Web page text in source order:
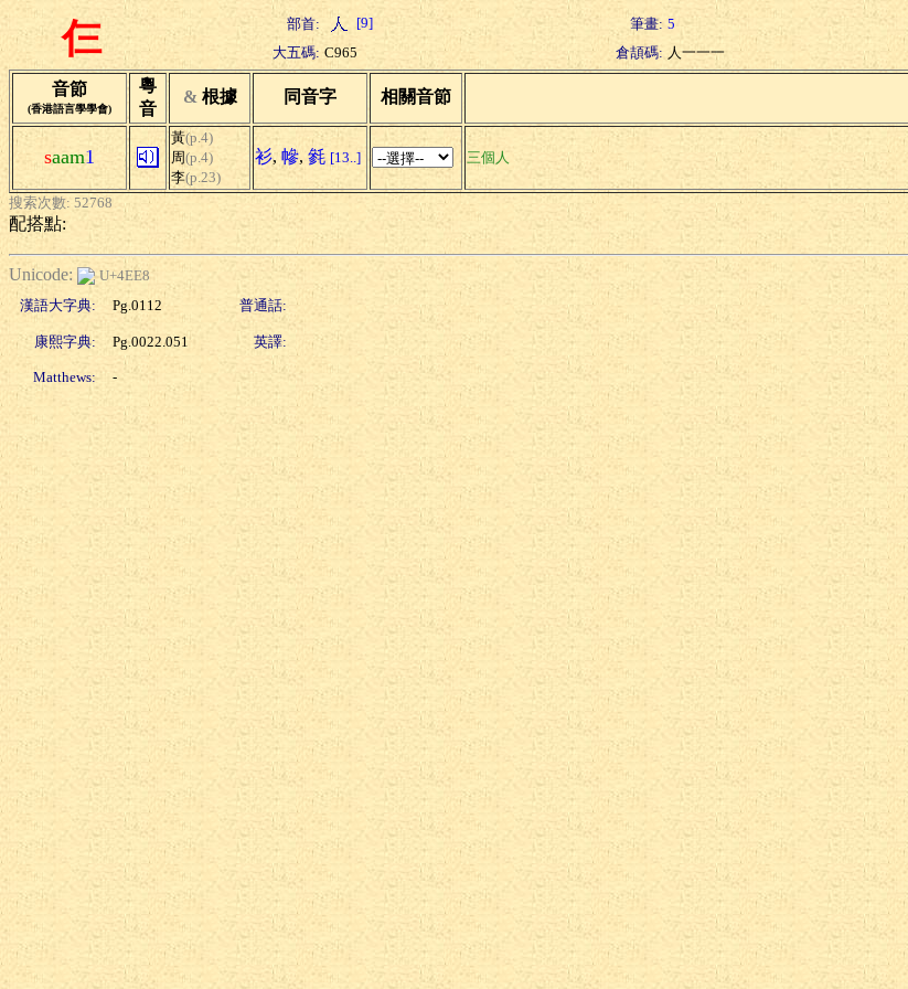
仨 部首: [9] 筆畫: 5
大五碼: C965 倉頡碼: 人一一一
音節
(香港語言學學會)
粵
音
& 根據 同音字 相關音節
saam1
黃(p.4)
周(p.4)
李(p.23)
衫, 幓, 毿 [13..] 三個人
搜索次數: 52768
配搭點:
Unicode:
U+4EE8
漢語大字典:
Pg.0112 普通話:
康熙字典: Pg.0022.051 英譯:
Matthews: -